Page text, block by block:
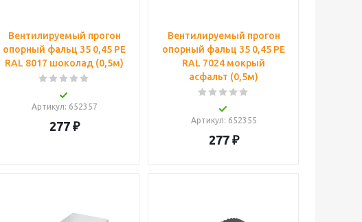
Вентилируемый прогон
опорный фальц 35 0,45 PE
RAL 8017 шоколад (0,5м)
Артикул: 652357
277₽
Вентилируемый прогон
опорный фальц 35 0,45 PE
RAL 7024 мокрый
асфальт (0,5м)
Артикул: 652355
277₽